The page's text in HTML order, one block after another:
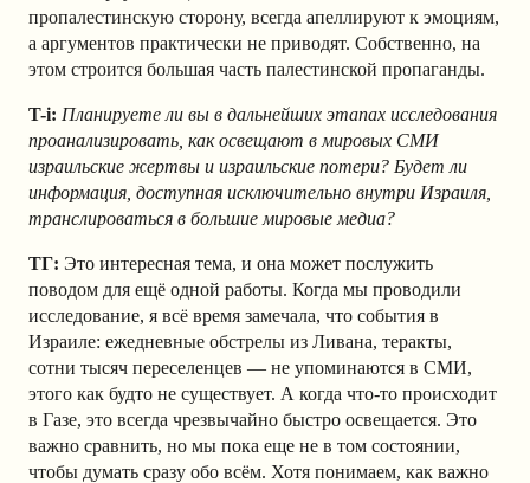
пропалестинскую сторону, всегда апеллируют к эмоциям,
а аргументов практически не приводят. Собственно, на
этом строится большая часть палестинской пропаганды.
T-i: Планируете ли вы в дальнейших этапах исследования
проанализировать, как освещают в мировых СМИ
израильские жертвы и израильские потери? Будет ли
информация, доступная исключительно внутри Израиля,
транслироваться в большие мировые медиа?
ТГ: Это интересная тема, и она может послужить
поводом для ещё одной работы. Когда мы проводили
исследование, я всё время замечала, что события в
Израиле: ежедневные обстрелы из Ливана, теракты,
сотни тысяч переселенцев — не упоминаются в СМИ,
этого как будто не существует. А когда что-то происходит
в Газе, это всегда чрезвычайно быстро освещается. Это
важно сравнить, но мы пока еще не в том состоянии,
чтобы думать сразу обо всём. Хотя понимаем, как важно